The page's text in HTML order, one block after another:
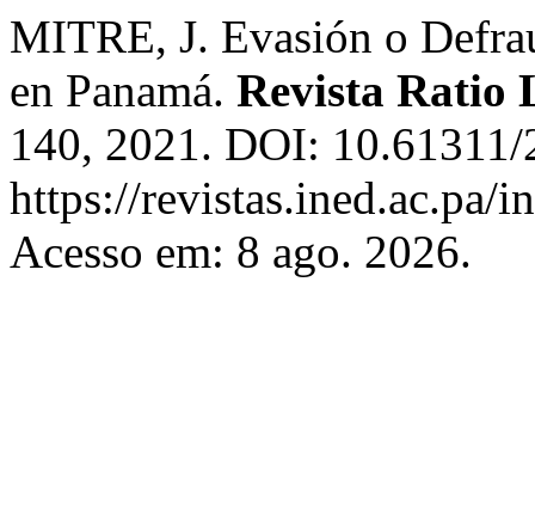
MITRE, J. Evasión o
en Panamá. Revista Ratio
140, 2021. DOI:
https://revistas.ined.ac.pa/
Acesso em: 8 ago. 2026.